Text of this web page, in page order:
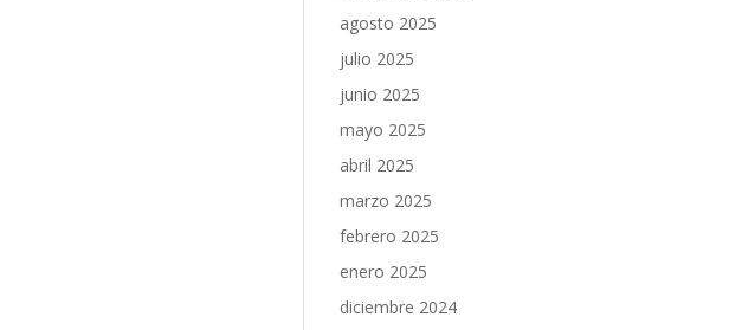
agosto 2025
julio 2025
junio 2025
mayo 2025
abril 2025
marzo 2025
febrero 2025
enero 2025
diciembre 2024